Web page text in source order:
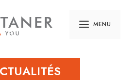
MENU